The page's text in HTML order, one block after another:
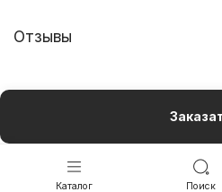
Отзывы
Каталог Поиск